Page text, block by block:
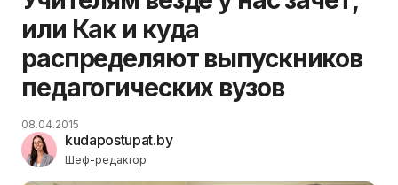
или Как и куда
распределяют выпускников
педагогических вузов
kudapostupat.by
Шеф-редактор
08.04.2015